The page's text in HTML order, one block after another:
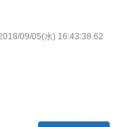
09/05(水) 16:43:38.62